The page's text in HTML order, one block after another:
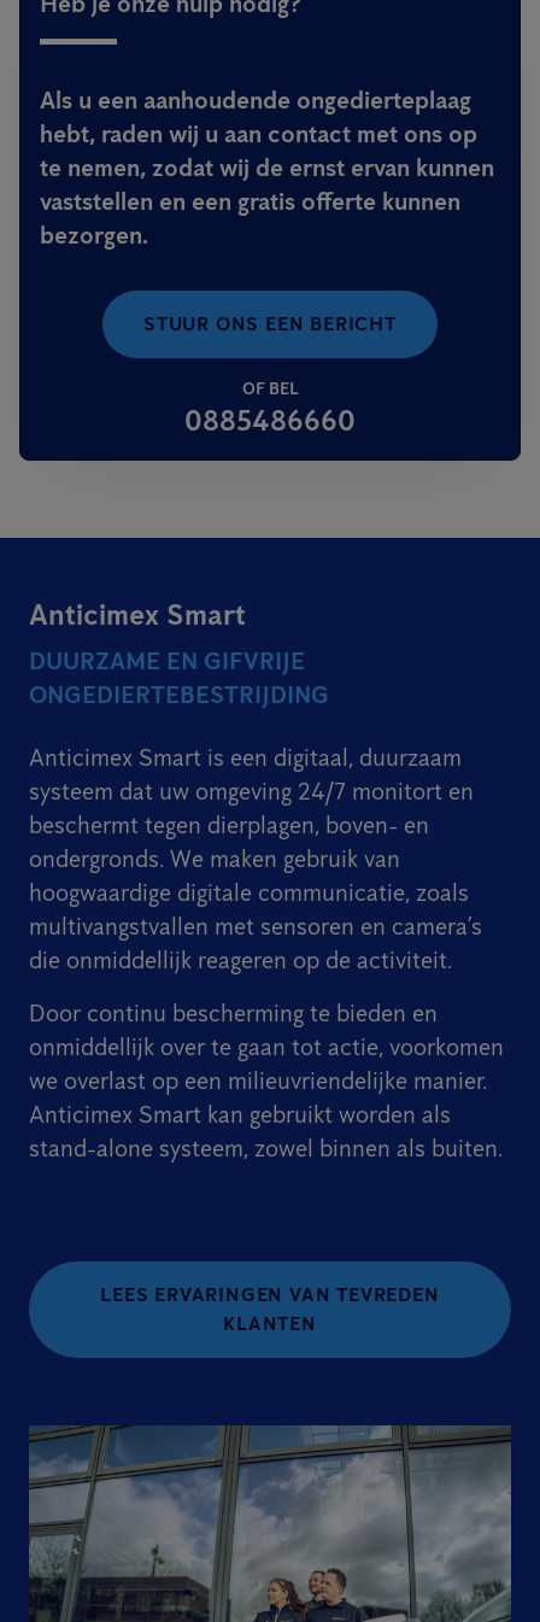
Als u een aanhoudende ongedierteplaag
hebt, raden wij u aan contact met ons op
te nemen, zodat wij de ernst ervan kunnen
vaststellen en een gratis offerte kunnen
bezorgen.
STUUR ONS EEN BERICHT
OF BEL
0885486660
Anticimex Smart
DUURZAME EN GIFVRIJE
ONGEDIERTEBESTRIJDING
Anticimex Smart is een digitaal, duurzaam
systeem dat uw omgeving 24/7 monitort en
beschermt tegen dierplagen, boven- en
ondergronds. We maken gebruik van
hoogwaardige digitale communicatie, zoals
multivangstvallen met sensoren en camera’s
die onmiddellijk reageren op de activiteit.
Door continu bescherming te bieden en
onmiddellijk over te gaan tot actie, voorkomen
we overlast op een milieuvriendelijke manier.
Anticimex Smart kan gebruikt worden als
stand-alone systeem, zowel binnen als buiten.
LEES ERVARINGEN VAN TEVREDEN
KLANTEN